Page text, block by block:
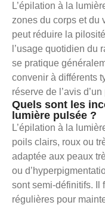
L’épilation à la
zones du corps et du
peut réduire la
l’usage quotidien du
se pratique
convenir à différents
réserve de l’avis
Quels sont les
lumière pulsée ?
L’épilation à la
poils clairs, roux ou
adaptée aux peaux
ou
sont semi-définitifs. Il
régulières pour